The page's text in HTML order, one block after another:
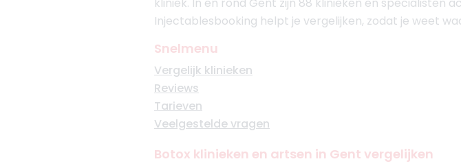
Injectablesbooking helpt je vergelijken, zodat je weet
Snelmenu
Vergelijk klinieken
Reviews
Tarieven
Veelgestelde vragen
Botox klinieken en artsen in Gent vergelijken